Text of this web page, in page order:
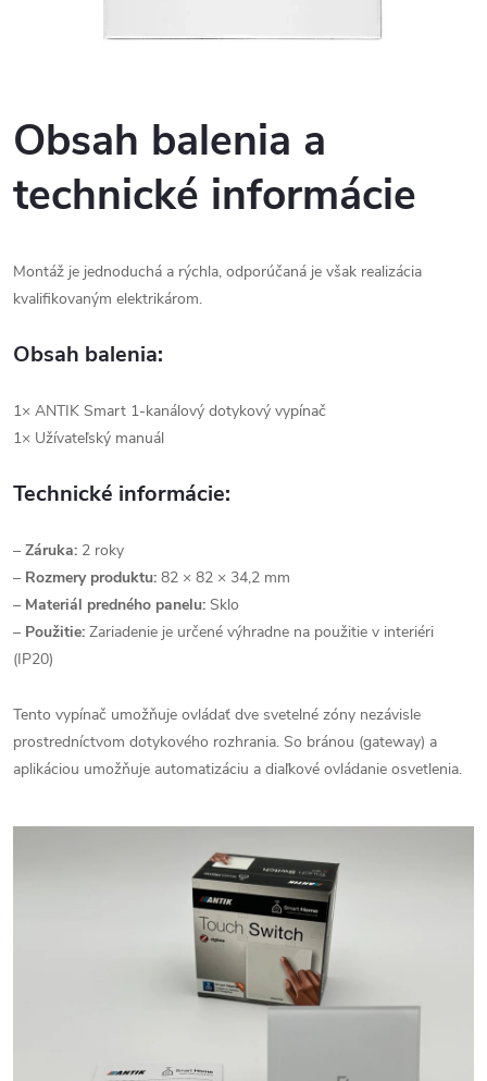
Obsah balenia a
technické informácie
Montáž je jednoduchá a rýchla, odporúčaná je však realizácia
kvalifikovaným elektrikárom.
Obsah balenia:
1× ANTIK Smart 1-kanálový dotykový vypínač
1× Užívateľský manuál
Technické informácie:
– Záruka: 2 roky
– Rozmery produktu: 82 × 82 × 34,2 mm
– Materiál predného panelu: Sklo
– Použitie: Zariadenie je určené výhradne na použitie v interiéri
(IP20)
Tento vypínač umožňuje ovládať dve svetelné zóny nezávisle
prostredníctvom dotykového rozhrania. So bránou (gateway) a
aplikáciou umožňuje automatizáciu a diaľkové ovládanie osvetlenia.